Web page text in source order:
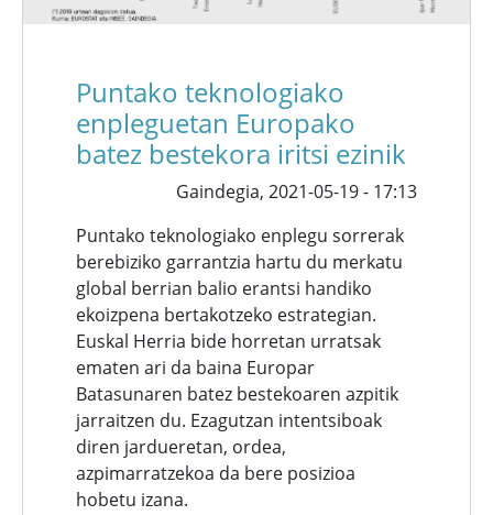
Puntako teknologiako
enpleguetan Europako
batez bestekora iritsi ezinik
Gaindegia, 2021-05-19 - 17:13
Puntako teknologiako enplegu sorrerak
berebiziko garrantzia hartu du merkatu
global berrian balio erantsi handiko
ekoizpena bertakotzeko estrategian.
Euskal Herria bide horretan urratsak
ematen ari da baina Europar
Batasunaren batez bestekoaren azpitik
jarraitzen du. Ezagutzan intentsiboak
diren jardueretan, ordea,
azpimarratzekoa da bere posizioa
hobetu izana.